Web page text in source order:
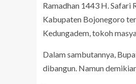
Ramadhan 1443 H. Safari
Kabupaten Bojonegoro
Kedungadem, tokoh
Dalam sambutannya,
dibangun. Namun